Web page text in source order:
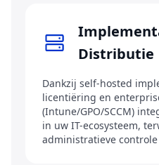
Distributie
Dankzij self-hosted
licentiëring en
(Intune/GPO/SCCM)
in uw IT-ecosysteem,
administratieve